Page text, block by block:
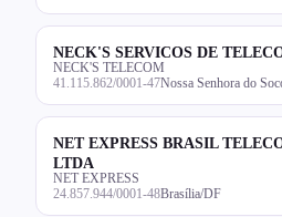
NECK'S SERVICOS DE
NECK'S TELECOM
41.115.862/0001-47Nossa Senhora do
NET EXPRESS BRASIL
LTDA
NET EXPRESS
24.857.944/0001-48Brasília/DF